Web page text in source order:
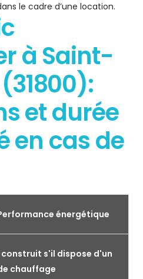
le cadre d’une location.
à Saint-
et durée
en cas de
énergétique
s'il dispose d'un
chauffage